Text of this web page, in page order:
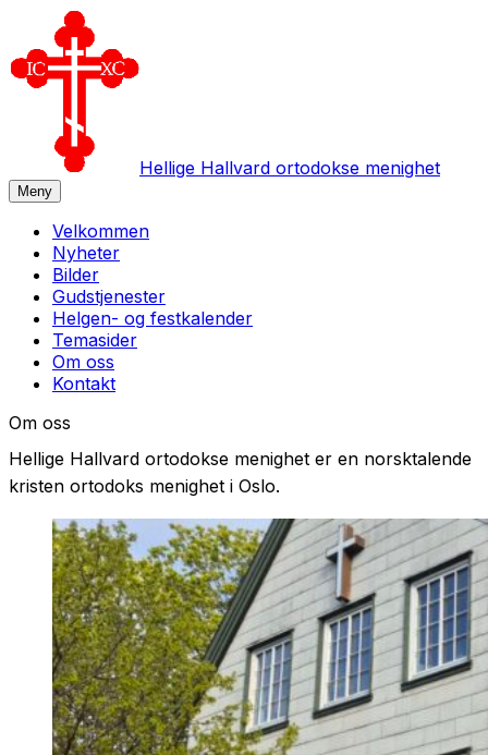
Hellige Hallvard ortodokse menighet
Meny
Velkommen
Nyheter
Bilder
Gudstjenester
Helgen- og festkalender
Temasider
Om oss
Kontakt
Om oss
Hellige Hallvard ortodokse menighet er en norsktalende
kristen ortodoks menighet i Oslo.